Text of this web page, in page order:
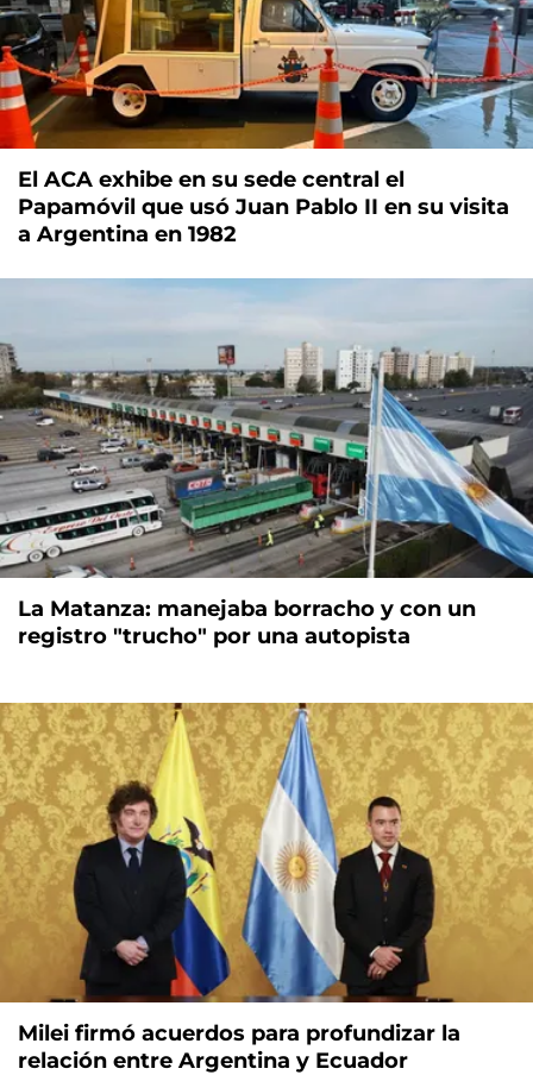
El ACA exhibe en su sede central el
Papamóvil que usó Juan Pablo II en su visita
a Argentina en 1982
La Matanza: manejaba borracho y con un
registro "trucho" por una autopista
Milei firmó acuerdos para profundizar la
relación entre Argentina y Ecuador